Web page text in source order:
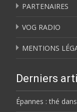
PARTENAIRES
VOG RADIO
MENTIONS
Derniers
Épannes : thé